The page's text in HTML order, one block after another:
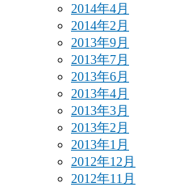
2014年4月
2014年2月
2013年9月
2013年7月
2013年6月
2013年4月
2013年3月
2013年2月
2013年1月
2012年12月
2012年11月